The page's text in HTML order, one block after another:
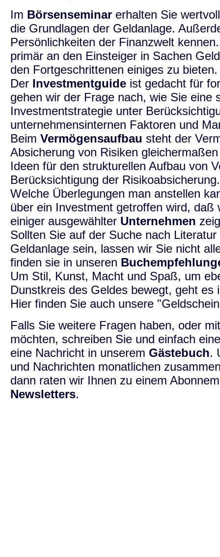
Im Börsenseminar erhalten Sie
die Grundlagen der Geldanlage.
Persönlichkeiten der Finanzwelt
primär an den Einsteiger in Sachen
den Fortgeschrittenen einiges zu bieten.
Der Investmentguide ist gedacht für
gehen wir der Frage nach, wie Sie eine
Investmentstrategie unter
unternehmensinternen Faktoren und
Beim Vermögensaufbau steht der
Absicherung von Risiken
Ideen für den strukturellen Aufbau von
Berücksichtigung der Risikoabsicherung.
Welche Überlegungen man anstellen
über ein Investment getroffen wird, daß
einiger ausgewählter Unternehmen
Sollten Sie auf der Suche nach
Geldanlage sein, lassen wir Sie nicht
finden sie in unseren
Um Stil, Kunst, Macht und Spaß, um
Dunstkreis des Geldes bewegt, geht es
Hier finden Sie auch unsere
Falls Sie weitere Fragen haben, oder
möchten, schreiben Sie und einfach
eine Nachricht in unserem Gästebuch.
und Nachrichten monatlichen
dann raten wir Ihnen zu einem
Newsletters.